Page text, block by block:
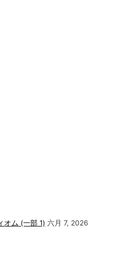
オム (一部 1) 六月 7, 2026